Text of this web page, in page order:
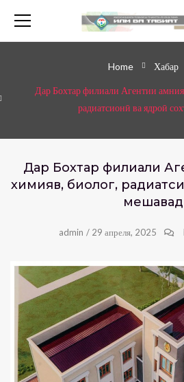
Home Хабар
Дар Бохтар филиали Агентии
радиатсионӣ ва ядроӣ
Дар Бохтар филиали
химиявӣ, биологӣ,
мешавад
admin / 29 апреля, 2025